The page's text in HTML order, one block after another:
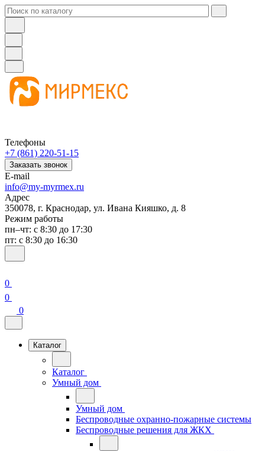
Телефоны
+7 (861) 220-51-15
Заказать звонок
E-mail
info@my-myrmex.ru
Адрес
350078, г. Краснодар, ул. Ивана Кияшко, д. 8
Режим работы
пн–чт: с 8:30 до 17:30
пт: с 8:30 до 16:30
0
0
0
Каталог
Каталог
Умный дом
Умный дом
Беспроводные охранно-пожарные системы
Беспроводные решения для ЖКХ